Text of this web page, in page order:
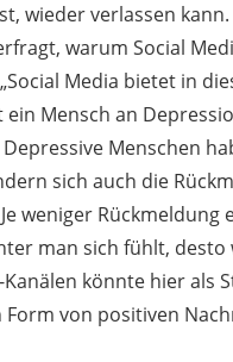
wieder verlassen
warum Social
Media bietet in
ein Mensch an
Menschen
sich auch die
weniger
man sich fühlt,
Kanälen könnte hier
von positiven